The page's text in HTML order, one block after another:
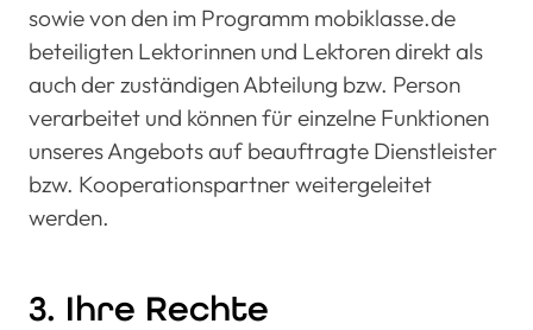
sowie von den im Programm mobiklasse.de
beteiligten Lektorinnen und Lektoren direkt als
auch der zuständigen Abteilung bzw. Person
verarbeitet und können für einzelne Funktionen
unseres Angebots auf beauftragte Dienstleister
bzw. Kooperationspartner weitergeleitet
werden.
3. Ihre Rechte